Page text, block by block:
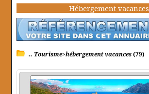
Hébergement vacances
.. Tourisme>hébergement vacances(79)